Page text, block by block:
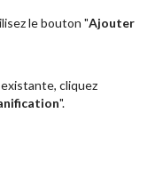
le bouton "Ajouter
cliquez
".